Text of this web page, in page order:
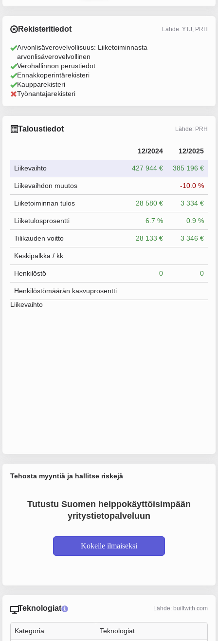
Rekisteritiedot Lähde: YTJ, PRH
Arvonlisäverovelvollisuus: Liiketoiminnasta
arvonlisäverovelvollinen
Verohallinnon perustiedot
Ennakkoperintärekisteri
Kaupparekisteri
Työnantajarekisteri
Taloustiedot Lähde: PRH
12/2024 12/2025
Liikevaihto 427 944 € 385 196 €
Liikevaihdon muutos -10.0 %
Liiketoiminnan tulos 28 580 € 3 334 €
Liiketulosprosentti 6.7 % 0.9 %
Tilikauden voitto 28 133 € 3 346 €
Keskipalkka / kk
Henkilöstö 0 0
Henkilöstömäärän kasvuprosentti
Liikevaihto
Tehosta myyntiä ja hallitse riskejä
Tutustu Suomen helppokäyttöisimpään
yritystietopalveluun
Kokeile ilmaiseksi
Teknologiat Lähde: builtwith.com
Kategoria Teknologiat